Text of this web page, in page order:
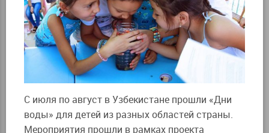
С июля по август в Узбекистане прошли «Дни
воды» для детей из разных областей страны.
Мероприятия прошли в рамках проекта